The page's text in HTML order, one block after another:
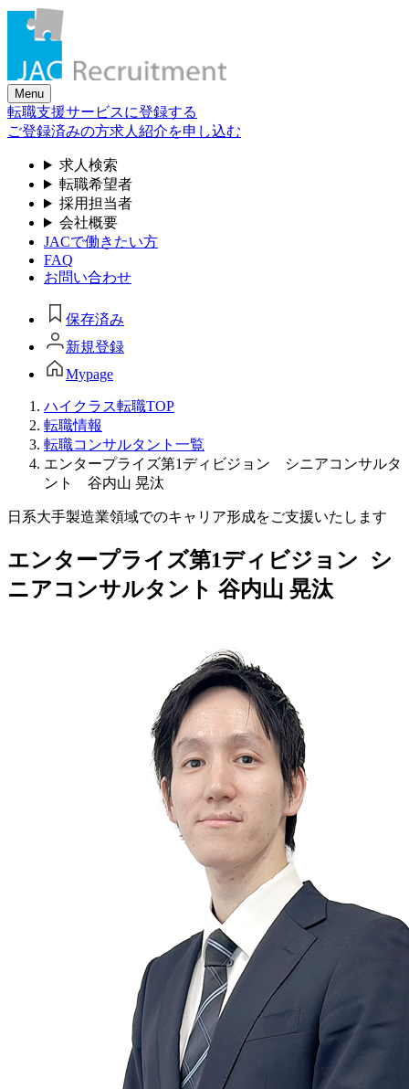
Skip
content
Menu
転職支援サービスに登録する
ご登録済みの方求人紹介を申し込む
求人検索
転職希望者
採用担当者
会社概要
JACで働きたい方
FAQ
お問い合わせ
保存済み
新規登録
Mypage
ハイクラス転職TOP
転職情報
転職コンサルタント一覧
エンタープライズ第1ディビジョン シニアコンサルタ
ント 谷内山 晃汰
日系大手製造業領域でのキャリア形成をご支援いたします
エンタープライズ第1ディビジョン シ
ニアコンサルタント 谷内山 晃汰